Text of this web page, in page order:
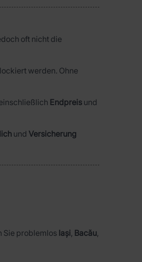
oft nicht die
werden. Ohne
Endpreis und
und Versicherung
Sie problemlos Iași, Bacău,